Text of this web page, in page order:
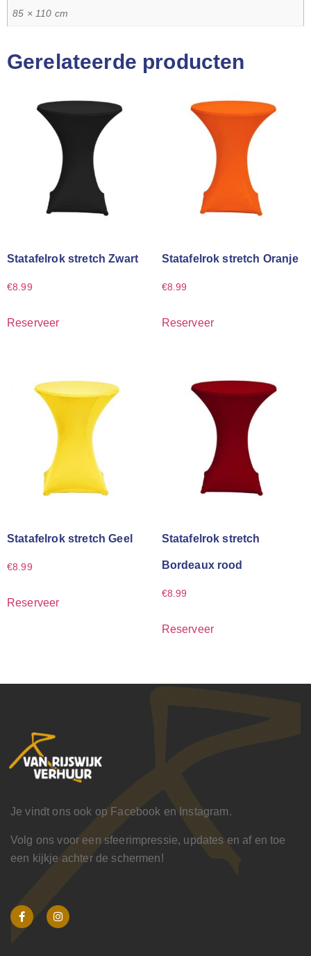
85 × 110 cm
Gerelateerde producten
Statafelrok stretch Zwart
€8.99
Reserveer
Statafelrok stretch Oranje
€8.99
Reserveer
Statafelrok stretch Geel
€8.99
Reserveer
Statafelrok stretch
Bordeaux rood
€8.99
Reserveer
Je vindt ons ook op Facebook en Instagram.
Volg ons voor een sfeerimpressie, updates en af en toe
een kijkje achter de schermen!